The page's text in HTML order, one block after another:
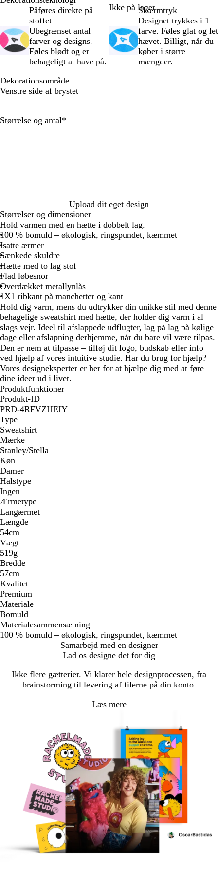
a
r
å
m
r
e
i
n
m
a
e
b
Påføres direkte på
stoffet
Ubegrænset antal
farver og designs.
Føles blødt og er
behageligt at have på.
Ikke på lagerSkærmtryk
Designet trykkes i 1
farve. Føles glat og let
hævet. Billigt, når du
køber i større
mængder.
Dekorationsområde
Venstre side af brystet
Størrelse og antal*
Upload dit eget design
Størrelser og dimensioner
Hold varmen med en hætte i dobbelt lag.
100 % bomuld – økologisk, ringspundet, kæmmet
Isatte ærmer
Sænkede skuldre
Hætte med to lag stof
Flad løbesnor
Overdækket metallynlås
1X1 ribkant på manchetter og kant
Hold dig varm, mens du udtrykker din unikke stil med denne
behagelige sweatshirt med hætte, der holder dig varm i al
slags vejr. Ideel til afslappede udflugter, lag på lag på kølige
dage eller afslapning derhjemme, når du bare vil være tilpas.
Den er nem at tilpasse – tilføj dit logo, budskab eller info
ved hjælp af vores intuitive studie. Har du brug for hjælp?
Vores designeksperter er her for at hjælpe dig med at føre
dine ideer ud i livet.
Produktfunktioner
Produkt-ID
PRD-4RFVZHEIY
Type
Sweatshirt
Mærke
Stanley/Stella
Køn
Damer
Halstype
Ingen
Ærmetype
Langærmet
Længde
54cm
Vægt
519g
Bredde
57cm
Kvalitet
Premium
Materiale
Bomuld
Materialesammensætning
100 % bomuld – økologisk, ringspundet, kæmmet
Samarbejd med en designer
Lad os designe det for dig
Ikke flere gætterier. Vi klarer hele designprocessen, fra
brainstorming til levering af filerne på din konto.
Læs mere